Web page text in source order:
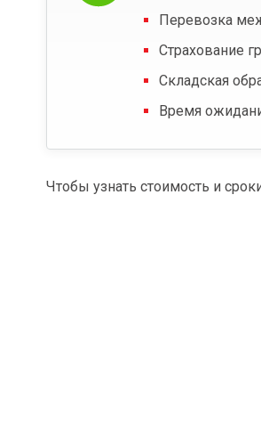
Перевозка
Страхование
Складская
Время
Чтобы узнать стоимость и